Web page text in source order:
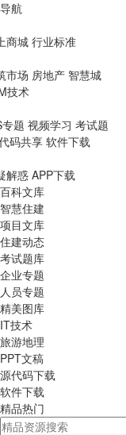
导航
商城 行业标准
市场 房地产 智慧城
技术
题 视频学习 考试题
码共享 软件下载
解惑 APP下载
百科文库
智慧住建
项目文库
住建动态
考试题库
企业专题
人员专题
精美图库
IT技术
旅游地理
PPT文稿
源代码下载
软件下载
精品热门